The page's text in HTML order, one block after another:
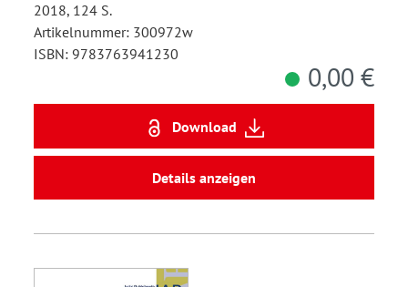
2018, 124 S.
Artikelnummer: 300972w
ISBN: 9783763941230
0,00 €
Download
Details anzeigen